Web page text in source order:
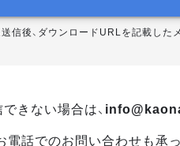
信後、ダウンロードURLを記載した
きない場合は、
電話でのお問い合わせも承